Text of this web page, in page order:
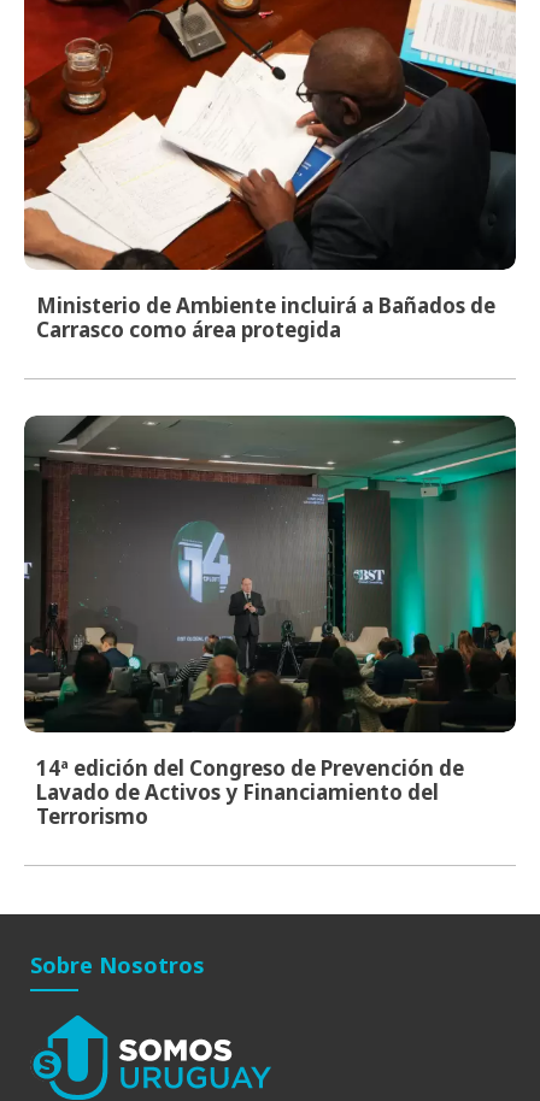
Ministerio de Ambiente incluirá a Bañados de
Carrasco como área protegida
14ª edición del Congreso de Prevención de
Lavado de Activos y Financiamiento del
Terrorismo
Sobre Nosotros